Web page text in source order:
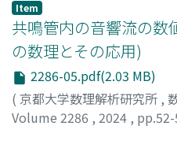
Item
共鳴管内の音響流の数
の数理とその応用)
2286-05.pdf(2.03 MB)
( 京都大学数理解析研究所 ,
Volume 2286 , 2024 ,